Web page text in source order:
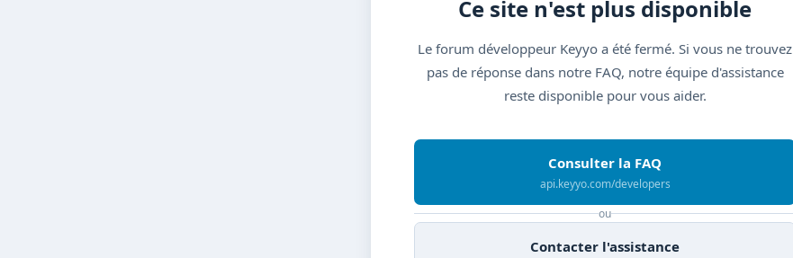
Ce site n'est plus disponible
Le forum développeur Keyyo a été fermé. Si vous ne trouvez
pas de réponse dans notre FAQ, notre équipe d'assistance
reste disponible pour vous aider.
Consulter la FAQ
api.keyyo.com/developers
ou
Contacter l'assistance